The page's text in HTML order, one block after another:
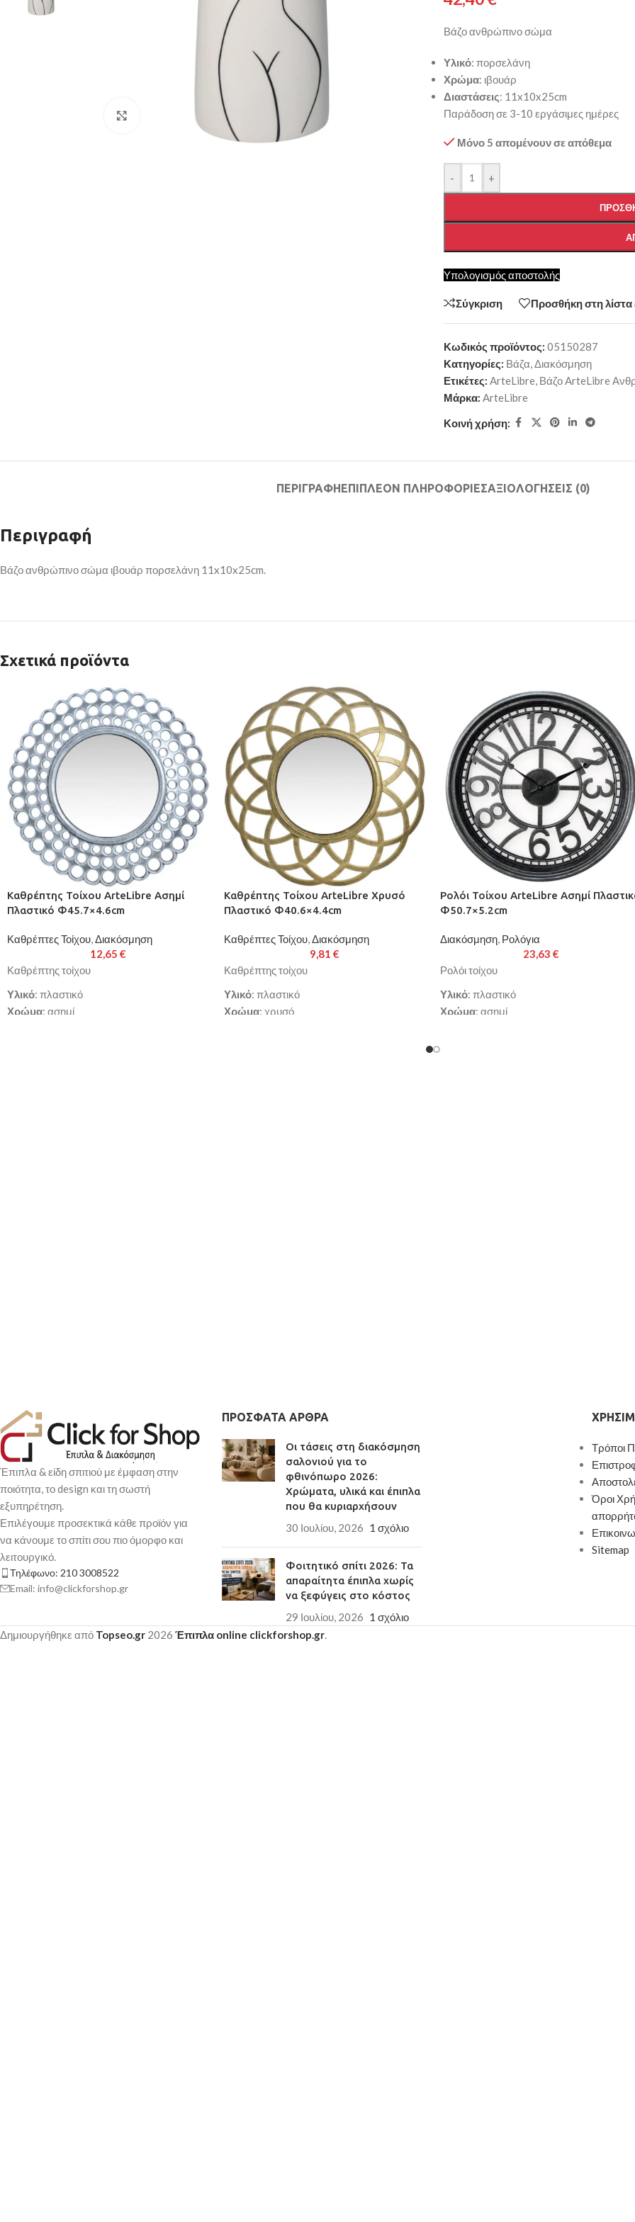
Κάντε κλικ για μεγέθυνση
Βάζο ανθρώπινο σώμα
Υλικό: πορσελάνη
Χρώμα: ιβουάρ
Διαστάσεις: 11x10x25cm
Παράδοση σε 3-10 εργάσιμες ημέρες
Μόνο 5 απομένουν σε απόθεμα
- +
Υπολογισμός αποστολής
Σύγκριση Προσθήκη στη λίστα
Κωδικός προϊόντος: 05150287
Κατηγορίες: Βάζα,Διακόσμηση
Ετικέτες: ArteLibre, Βάζο ArteLibre
Μάρκα: ArteLibre
Κοινή χρήση:
ΠΕΡΙΓΡΑΦΉΕΠΙΠΛΈΟΝ ΠΛΗΡΟΦΟΡΊΕΣΑΞΙΟΛΟΓΉΣΕΙΣ (0)
Περιγραφή
Βάζο ανθρώπινο σώμα ιβουάρ πορσελάνη 11x10x25cm.
Σχετικά προϊόντα
Καθρέπτης Τοίχου ArteLibre Ασημί
Πλαστικό Φ45.7×4.6cm
Καθρέπτες Τοίχου Διακόσμηση
12,65€
Καθρέπτης τοίχου
Υλικό: πλαστικό
Χρώμα: ασημί
Καθρέπτης Τοίχου ArteLibre Χρυσό
Πλαστικό Φ40.6×4.4cm
Καθρέπτες Τοίχου, Διακόσμηση
9,81€
Καθρέπτης τοίχου
Υλικό: πλαστικό
Χρώμα: χρυσό
Ρολόι Τοίχου ArteLibre Ασημί
Φ50.7×5.2cm
Διακόσμηση Ρολόγια
23,63€
Ρολόι τοίχου
Υλικό: πλαστικό
Χρώμα: ασημί
Έπιπλα & είδη σπιτιού με έμφαση στην
ποιότητα, το design και τη σωστή
εξυπηρέτηση.
Επιλέγουμε προσεκτικά κάθε προϊόν για
να κάνουμε το σπίτι σου πιο όμορφο και
λειτουργικό.
Τηλέφωνο: 210 3008522
Email: info@clickforshop.gr
ΠΡΌΣΦΑΤΑ ΆΡΘΡΑ
Οι τάσεις στη διακόσμηση
σαλονιού για το
φθινόπωρο 2026:
Χρώματα, υλικά και έπιπλα
που θα κυριαρχήσουν
30 Ιουλίου, 2026 1 σχόλιο
Φοιτητικό σπίτι 2026: Τα
απαραίτητα έπιπλα χωρίς
να ξεφύγεις στο κόστος
29 Ιουλίου, 2026 1 σχόλιο
Τρόποι
Όροι
Sitemap
Δημιουργήθηκε από Topseo.gr 2026 Έπιπλα online clickforshop.gr.